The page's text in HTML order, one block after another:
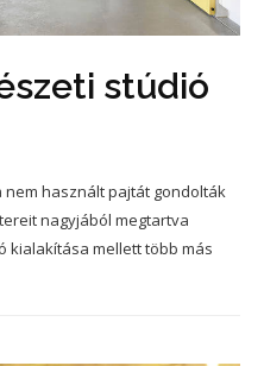
stúdió
használt pajtát gondolták
nagyjából megtartva
kialakítása mellett több más